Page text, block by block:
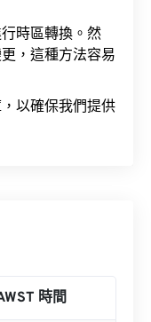
時區轉換。然
，這種方法容易
以確保我們提供
時間